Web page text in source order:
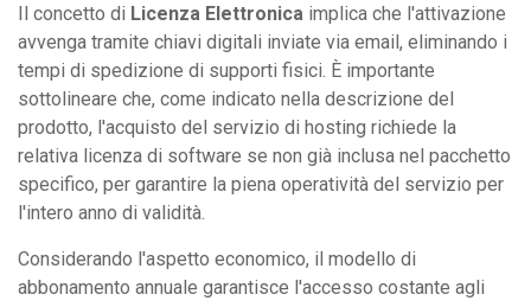
Il concetto di Licenza Elettronica implica che l'attivazione
avvenga tramite chiavi digitali inviate via email, eliminando i
tempi di spedizione di supporti fisici. È importante
sottolineare che, come indicato nella descrizione del
prodotto, l'acquisto del servizio di hosting richiede la
relativa licenza di software se non già inclusa nel pacchetto
specifico, per garantire la piena operatività del servizio per
l'intero anno di validità.
Considerando l'aspetto economico, il modello di
abbonamento annuale garantisce l'accesso costante agli